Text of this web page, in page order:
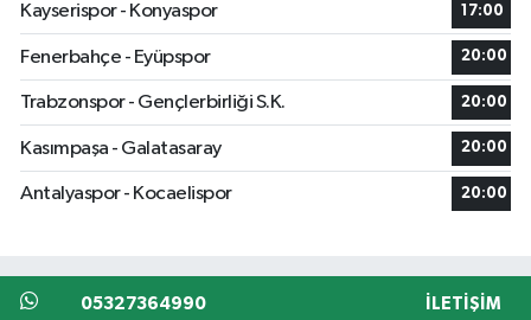
Kayserispor - Konyaspor
17:00
Fenerbahçe - Eyüpspor 20:00
Trabzonspor - Gençlerbirliği S.K. 20:00
Kasımpaşa - Galatasaray 20:00
Antalyaspor - Kocaelispor 20:00
05327364990 İLETIŞIM